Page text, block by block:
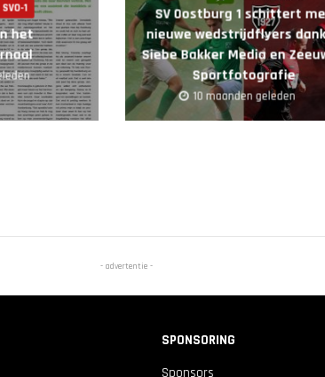
SVO-1
het
SV Oostburg 1 schittert
nieuwe wedstrijdflyers
Siebe Bakker Media en
Sportfotografie
10 maanden geleden
- advertentie -
SPONSORING
Sponsors